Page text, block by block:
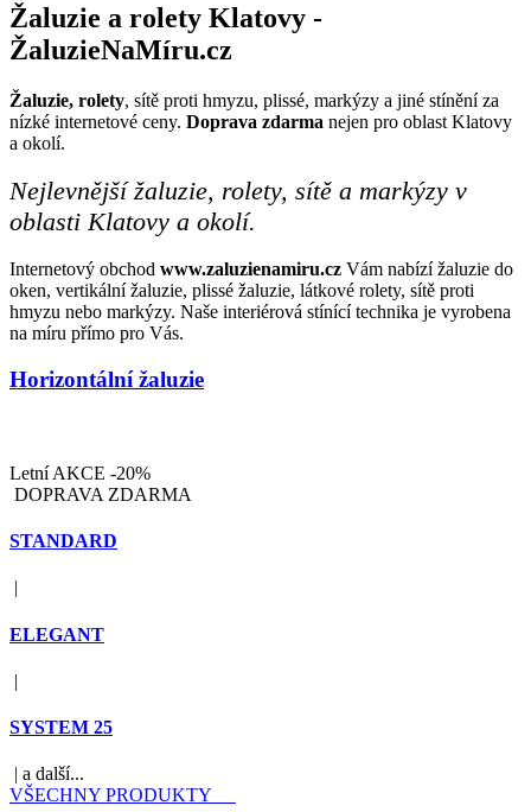
Žaluzie a rolety Klatovy -
ŽaluzieNaMíru.cz
Žaluzie, rolety, sítě proti hmyzu, plissé, markýzy a jiné stínění za
nízké internetové ceny. Doprava zdarma nejen pro oblast Klatovy
a okolí.
Nejlevnější žaluzie, rolety, sítě a markýzy v
oblasti Klatovy a okolí.
Internetový obchod www.zaluzienamiru.cz Vám nabízí žaluzie do
oken, vertikální žaluzie, plissé žaluzie, látkové rolety, sítě proti
hmyzu nebo markýzy. Naše interiérová stínící technika je vyrobena
na míru přímo pro Vás.
Horizontální žaluzie
Letní AKCE -20%
DOPRAVA ZDARMA
STANDARD
|
ELEGANT
|
SYSTEM 25
| a další...
VŠECHNY PRODUKTY